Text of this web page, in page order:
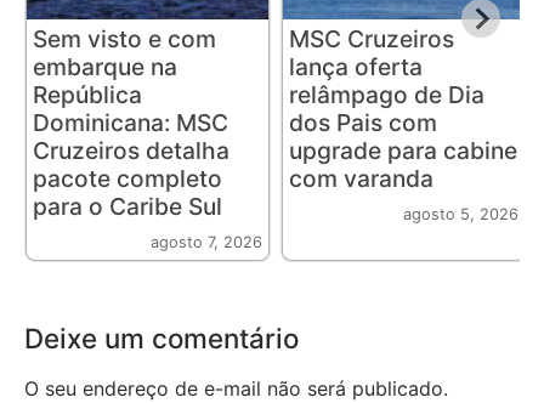
Sem visto e com
embarque na
República
Dominicana: MSC
Cruzeiros detalha
pacote completo
para o Caribe Sul
agosto 7, 2026
MSC Cruzeiros
lança oferta
relâmpago de Dia
dos Pais com
upgrade para cabine
com varanda
agosto 5, 2026
Deixe um comentário
O seu endereço de e-mail não será publicado.